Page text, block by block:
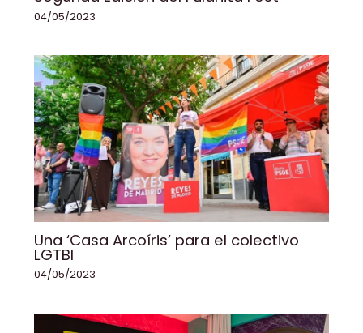
04/05/2023
Una ‘Casa Arcoíris’ para el colectivo
LGTBI
04/05/2023